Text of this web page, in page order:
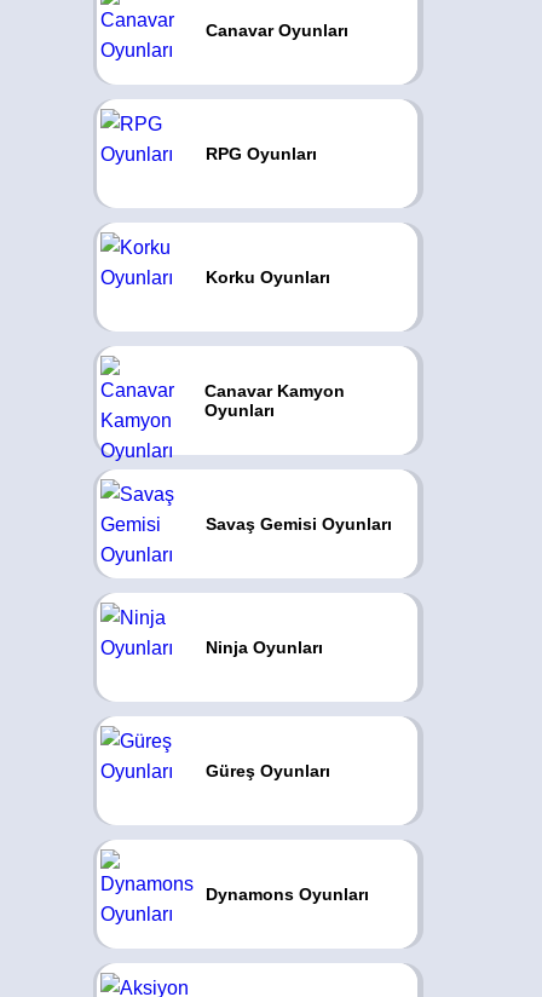
Canavar Oyunları
RPG Oyunları
Korku Oyunları
Canavar Kamyon
Oyunları
Savaş Gemisi Oyunları
Ninja Oyunları
Güreş Oyunları
Dynamons Oyunları